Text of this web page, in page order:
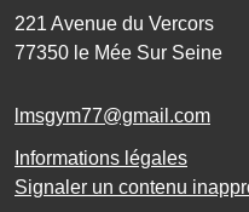
221 Avenue du Vercors
77350 le Mée Sur Seine
lmsgym77@gmail.com
Informations légales
Signaler un contenu